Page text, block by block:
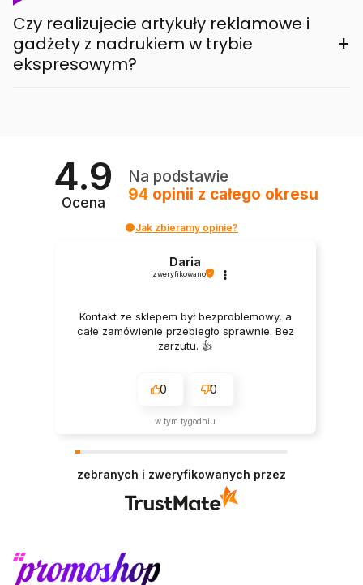
Czy realizujecie artykuły reklamowe i
gadżety z nadrukiem w trybie
ekspresowym?
+
4.9
Ocena
Na podstawie
94 opinii z całego okresu
Jak zbieramy opinie?
Daria
zweryfikowano
Kontakt ze sklepem był bezproblemowy, a
całe zamówienie przebiegło sprawnie. Bez
zarzutu. 👍️
0 0
w tym tygodniu
zebranych i zweryfikowanych przez